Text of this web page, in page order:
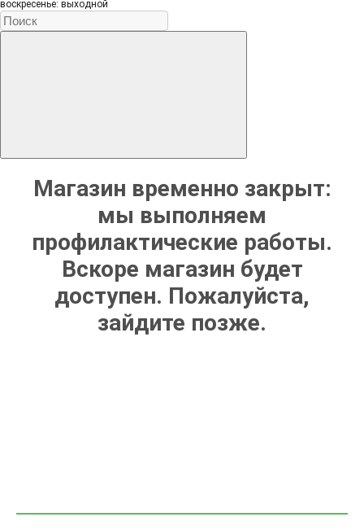
воскресенье: выходной
Магазин временно закрыт:
мы выполняем
профилактические работы.
Вскоре магазин будет
доступен. Пожалуйста,
зайдите позже.